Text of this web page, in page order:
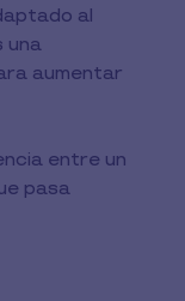
al
una
aumentar
entre un
pasa